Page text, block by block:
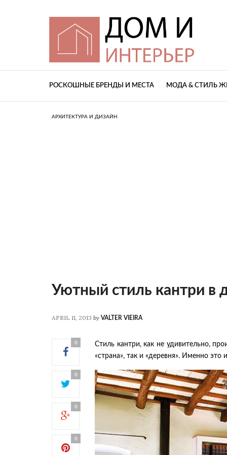
РОСКОШНЫЕ БРЕНДЫ И МЕСТА МОДА & СТИЛЬ
АРХИТЕКТУРА И ДИЗАЙН
Уютный стиль кантри в
APRIL 11, 2013 by VALTER VIEIRA
0
0
0
0
Стиль кантри, как не удивительно,
«страна», так и «деревня». Именно